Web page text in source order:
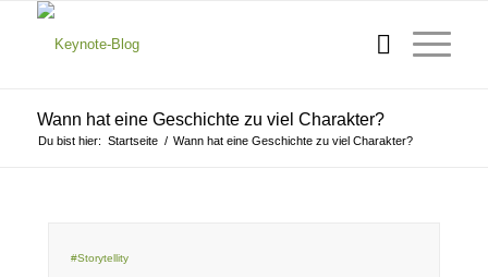
Wann hat eine Geschichte zu viel Charakter?
Du bist hier: Startseite / Wann hat eine Geschichte zu viel Charakter?
#Storytellity